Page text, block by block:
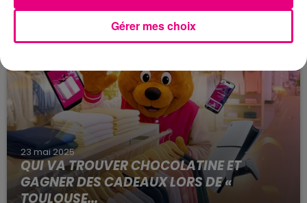
tous secteurs confondus, partout en France, un
projet sociétal,...
23 mai 2025
QUI VA TROUVER CHOCOLATINE ET
GAGNER DES CADEAUX LORS DE «
TOULOUSE...
Gérer mes choix